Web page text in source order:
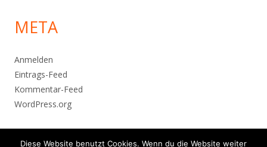
META
Anmelden
Eintrags-Feed
Kommentar-Feed
WordPress.org
Diese Website benutzt Cookies. Wenn du die Website weiter